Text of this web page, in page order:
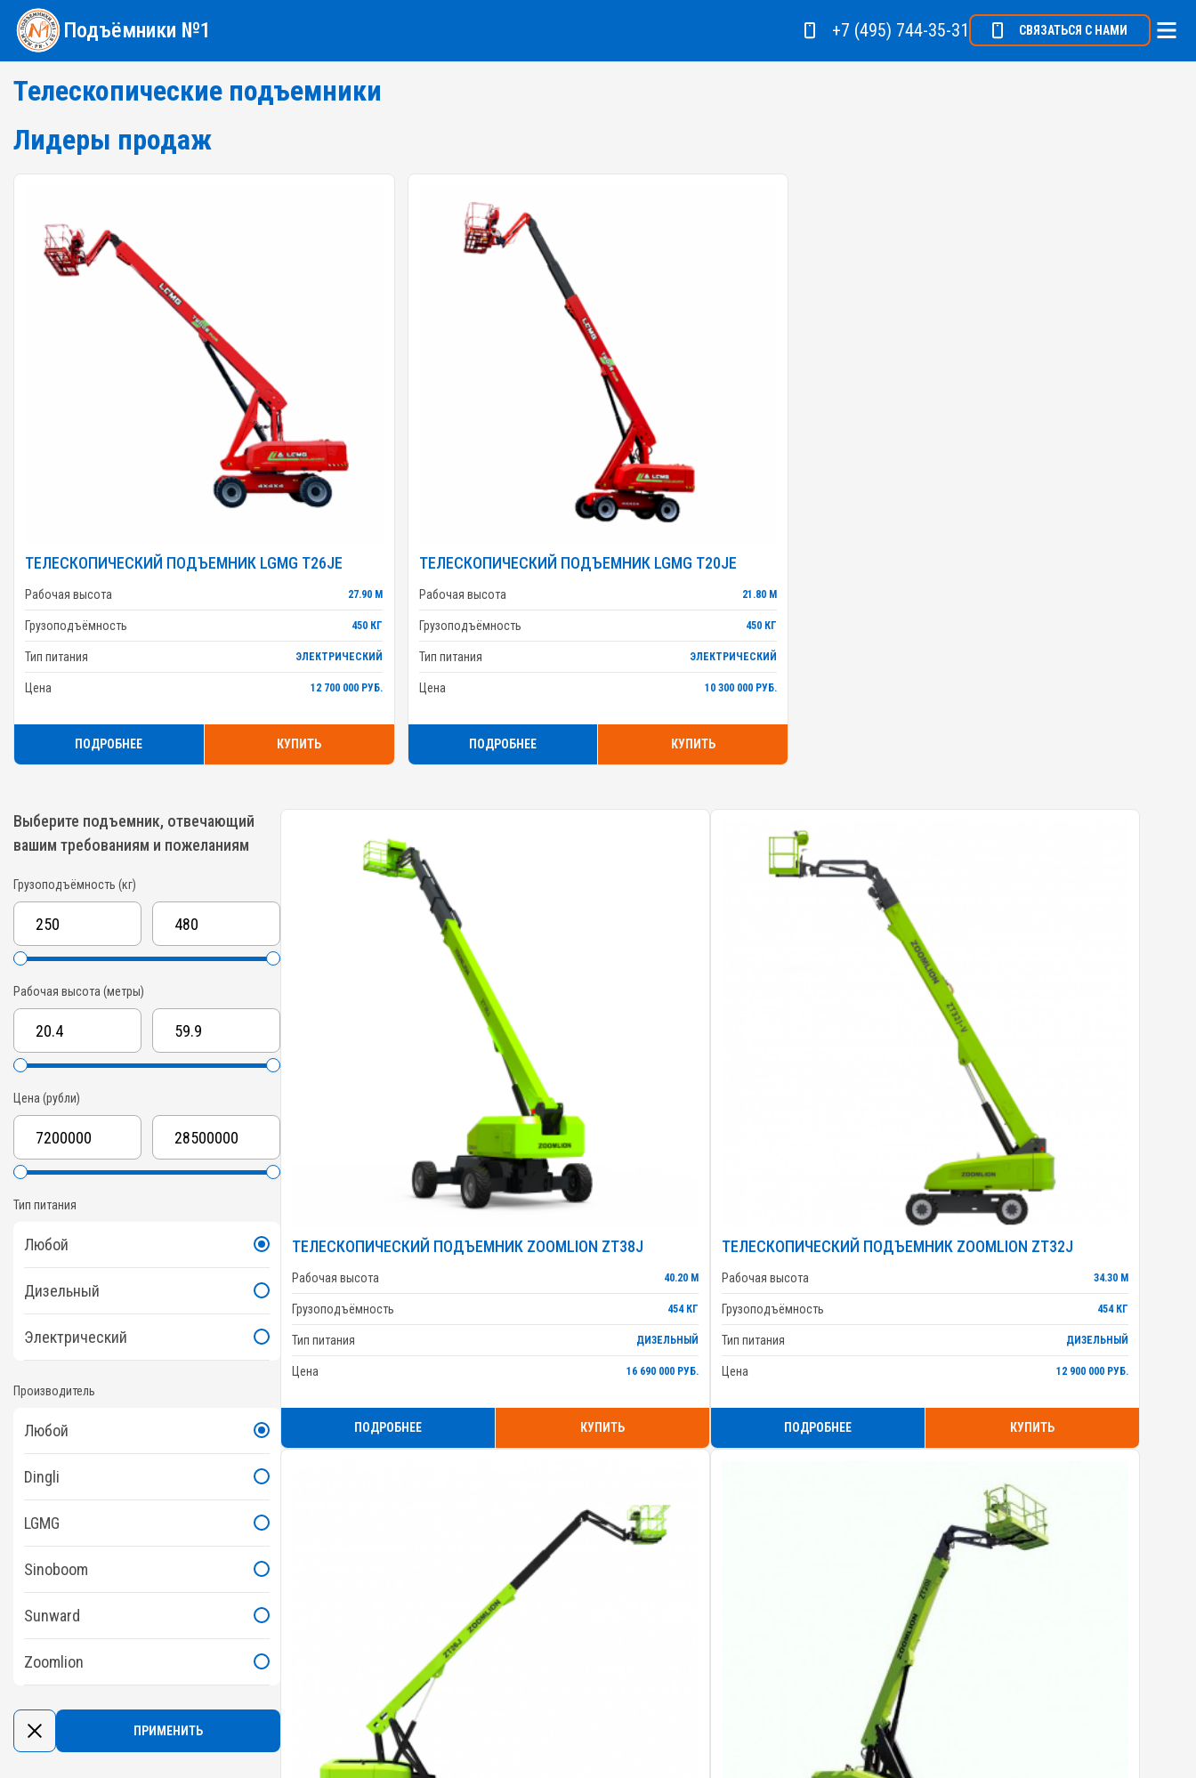
Подъёмники №1 +7 (495) 744-35-31 СВЯЗАТЬСЯ С НАМИ
Телескопические подъемники
Лидеры продаж
ТЕЛЕСКОПИЧЕСКИЙ ПОДЪЕМНИК LGMG T26JE
Рабочая высота 27.90 М
Грузоподъёмность 450 КГ
Тип питания ЭЛЕКТРИЧЕСКИЙ
Цена 12 700 000 РУБ.
ПОДРОБНЕЕ КУПИТЬ
ТЕЛЕСКОПИЧЕСКИЙ ПОДЪЕМНИК LGMG T20JE
Рабочая высота 21.80 М
Грузоподъёмность 450 КГ
Тип питания ЭЛЕКТРИЧЕСКИЙ
Цена 10 300 000 РУБ.
ПОДРОБНЕЕ КУПИТЬ
Выберите подъемник, отвечающий
вашим требованиям и пожеланиям
Грузоподъёмность (кг)
Рабочая высота (метры)
Цена (рубли)
Тип питания
Любой
Дизельный
Электрический
Производитель
Любой
Dingli
LGMG
Sinoboom
Sunward
Zoomlion
ТЕЛЕСКОПИЧЕСКИЙ ПОДЪЕМНИК ZOOMLION ZT38J
Рабочая высота 40.20 М
Грузоподъёмность 454 КГ
Тип питания ДИЗЕЛЬНЫЙ
Цена 16 690 000 РУБ.
ПОДРОБНЕЕ КУПИТЬ
ТЕЛЕСКОПИЧЕСКИЙ ПОДЪЕМНИК ZOOMLION ZT32J
Рабочая высота 34.30 М
Грузоподъёмность 454 КГ
Тип питания ДИЗЕЛЬНЫЙ
Цена 12 900 000 РУБ.
ПОДРОБНЕЕ КУПИТЬ